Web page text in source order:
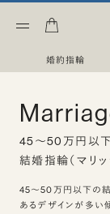
婚約指輪
45〜50万円以下
結婚指輪（マリ
45〜50万円以下の
あるデザインが多い